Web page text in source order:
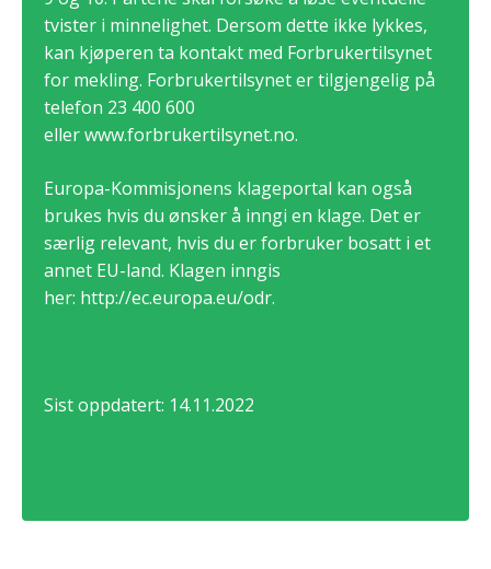
tvister i minnelighet. Dersom dette ikke lykkes,
kan kjøperen ta kontakt med Forbrukertilsynet
for mekling. Forbrukertilsynet er tilgjengelig på
telefon 23 400 600
ellerwww.forbrukertilsynet.no.
Europa-Kommisjonens klageportal kan også
brukes hvis du ønsker å inngi en klage. Det er
særlig relevant, hvis du er forbruker bosatt i et
annet EU-land. Klagen inngis
her: http://ec.europa.eu/odr.
Sist oppdatert: 14.11.2022